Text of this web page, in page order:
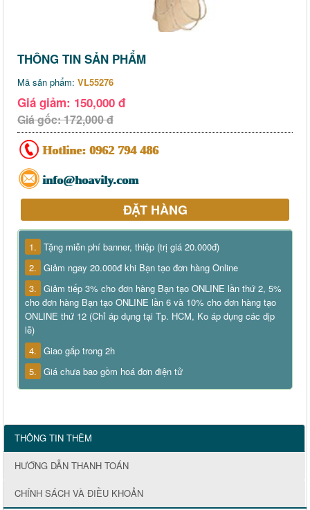
THÔNG TIN SẢN PHẨM
Mã sản phẩm: VL55276
Giá giảm: 150,000 đ
Giá gốc: 172,000 đ
Hotline: 0962 794 486
info@hoavily.com
ĐẶT HÀNG
1. Tặng miễn phí banner, thiệp (trị giá 20.000đ)
2. Giảm ngay 20.000đ khi Bạn tạo đơn hàng Online
3. Giảm tiếp 3% cho đơn hàng Bạn tạo ONLINE lần thứ 2, 5%
cho đơn hàng Bạn tạo ONLINE lần 6 và 10% cho đơn hàng tạo
ONLINE thứ 12 (Chỉ áp dụng tại Tp. HCM, Ko áp dụng các dịp
lễ)
4. Giao gấp trong 2h
5. Giá chưa bao gồm hoá đơn điện tử
THÔNG TIN THÊM
HƯỚNG DẪN THANH TOÁN
CHÍNH SÁCH VÀ ĐIỀU KHOẢN